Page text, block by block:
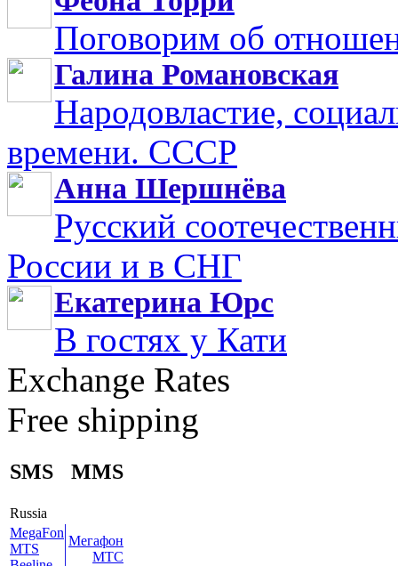
Поговорим об
Галина Романовская
Народовластие,
времени. СССР
Анна Шершнёва
Русский
России и в СНГ
Екатерина Юрс
В гостях у Кати
Exchange Rates
Free shipping
SMS MMS
Russia
MegaFon
MTS
Мегафон
МТС